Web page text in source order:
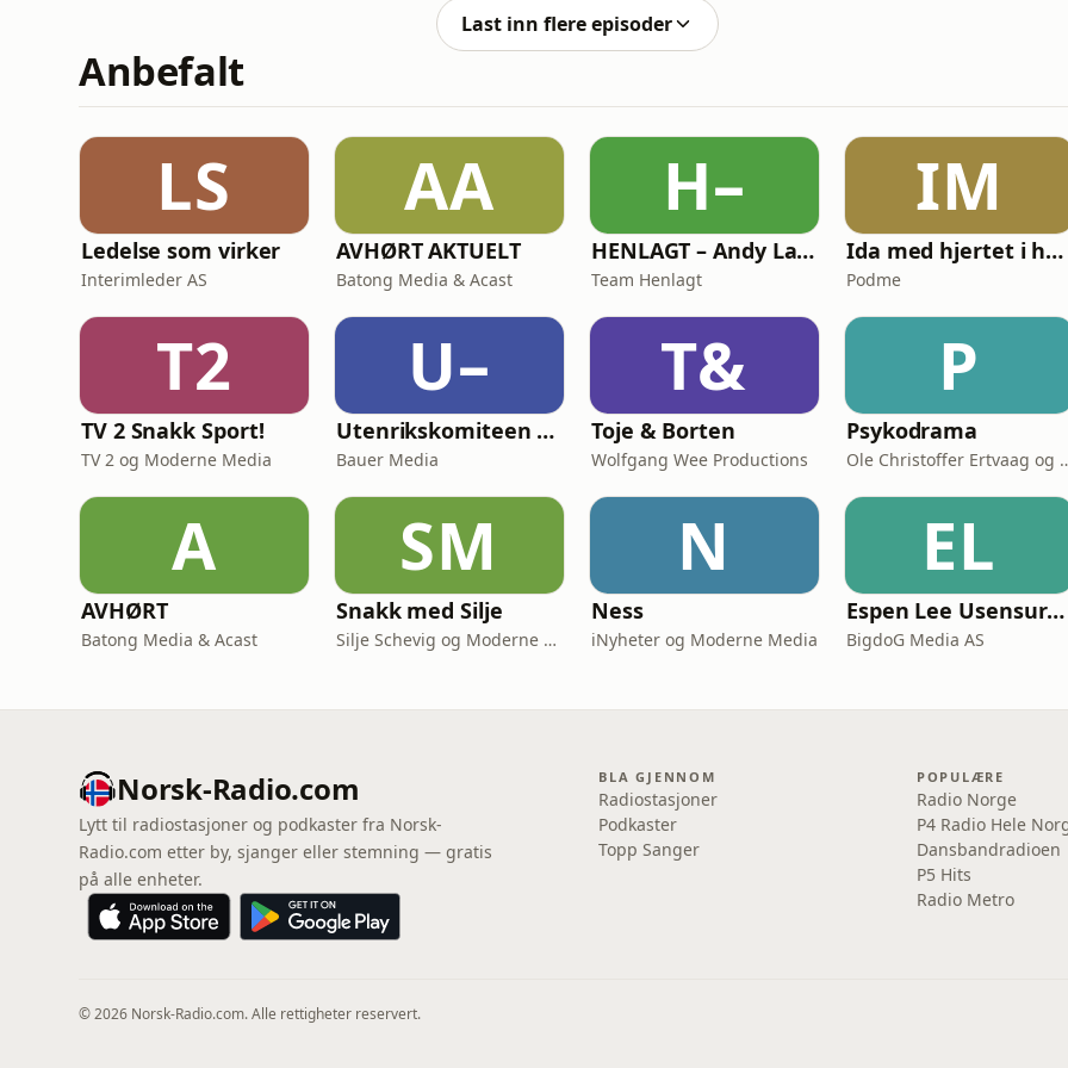
Last inn flere episoder
Anbefalt
LS
Ledelse som virker
Interimleder AS
AA
AVHØRT AKTUELT
Batong Media & Acast
H–
HENLAGT – Andy Larsgaard
Team Henlagt
IM
Ida med hjertet i hånden
Podme
T2
TV 2 Snakk Sport!
TV 2 og Moderne Media
U–
Utenrikskomiteen – med Bogen og Græsvik
Bauer Media
T&
Toje & Borten
Wolfgang Wee Productions
P
Psykodrama
Ole Christoffer
A
AVHØRT
Batong Media & Acast
SM
Snakk med Silje
Silje Schevig og Moderne Media
N
Ness
iNyheter og Moderne Media
EL
Espen Lee Usensurert
BigdoG Media AS
Norsk-Radio.com
Lytt til radiostasjoner og podkaster fra Norsk-
Radio.com etter by, sjanger eller stemning — gratis
på alle enheter.
BLA GJENNOM
Radiostasjoner
Podkaster
Topp Sanger
POPULÆRE
Radio Norge
P4 Radio Hele
Dansbandradioen
P5 Hits
Radio Metro
© 2026 Norsk-Radio.com. Alle rettigheter reservert.